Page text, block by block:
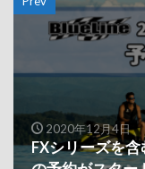
2020年12月4日
FXシリーズを